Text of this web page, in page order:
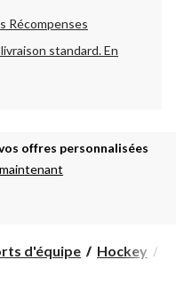
Récompenses
standard.En
offres personnalisées
d'équipe Hockey